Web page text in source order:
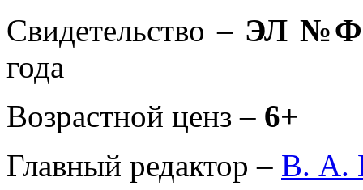
Свидетельство – ЭЛ
года
Возрастной ценз – 6+
Главный редактор – В. А.